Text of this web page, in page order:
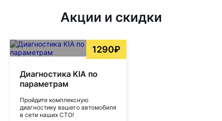
Акции и скидки
1290₽
Диагностика KIA по
параметрам
Пройдите комплексную
диагностику вашего автомобиля
в сети наших СТО!